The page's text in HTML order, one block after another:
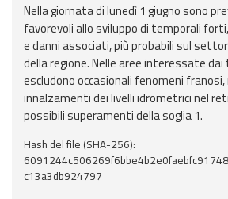
Radar meteo
Strumenti
Operativi
Report
Nella giornata di lunedì 1 giugno sono
favorevoli allo sviluppo di temporali
e danni associati, più probabili sul
della regione. Nelle aree interessate
escludono occasionali fenomeni
innalzamenti dei livelli idrometrici nel
possibili superamenti della soglia 1.
Hash del file (SHA-256):
c13a3db924797